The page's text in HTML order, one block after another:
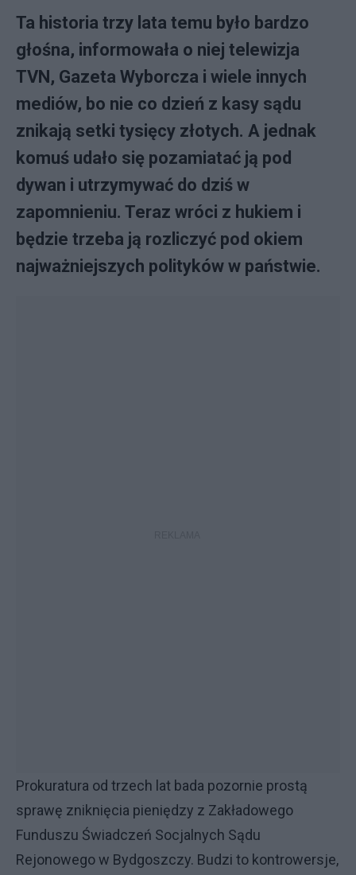
Ta historia trzy lata temu było bardzo
głośna, informowała o niej telewizja
TVN, Gazeta Wyborcza i wiele innych
mediów, bo nie co dzień z kasy sądu
znikają setki tysięcy złotych. A jednak
komuś udało się pozamiatać ją pod
dywan i utrzymywać do dziś w
zapomnieniu. Teraz wróci z hukiem i
będzie trzeba ją rozliczyć pod okiem
najważniejszych polityków w państwie.
Prokuratura od trzech lat bada pozornie prostą
sprawę zniknięcia pieniędzy z Zakładowego
Funduszu Świadczeń Socjalnych Sądu
Rejonowego w Bydgoszczy. Budzi to kontrowersje,